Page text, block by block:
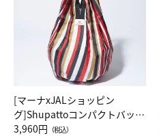
[マーナxJALショッピン
グ]Shupattoコンパクトバッグ
Drop JAL客室乗務員（LC）ス
3,960円 （税込）